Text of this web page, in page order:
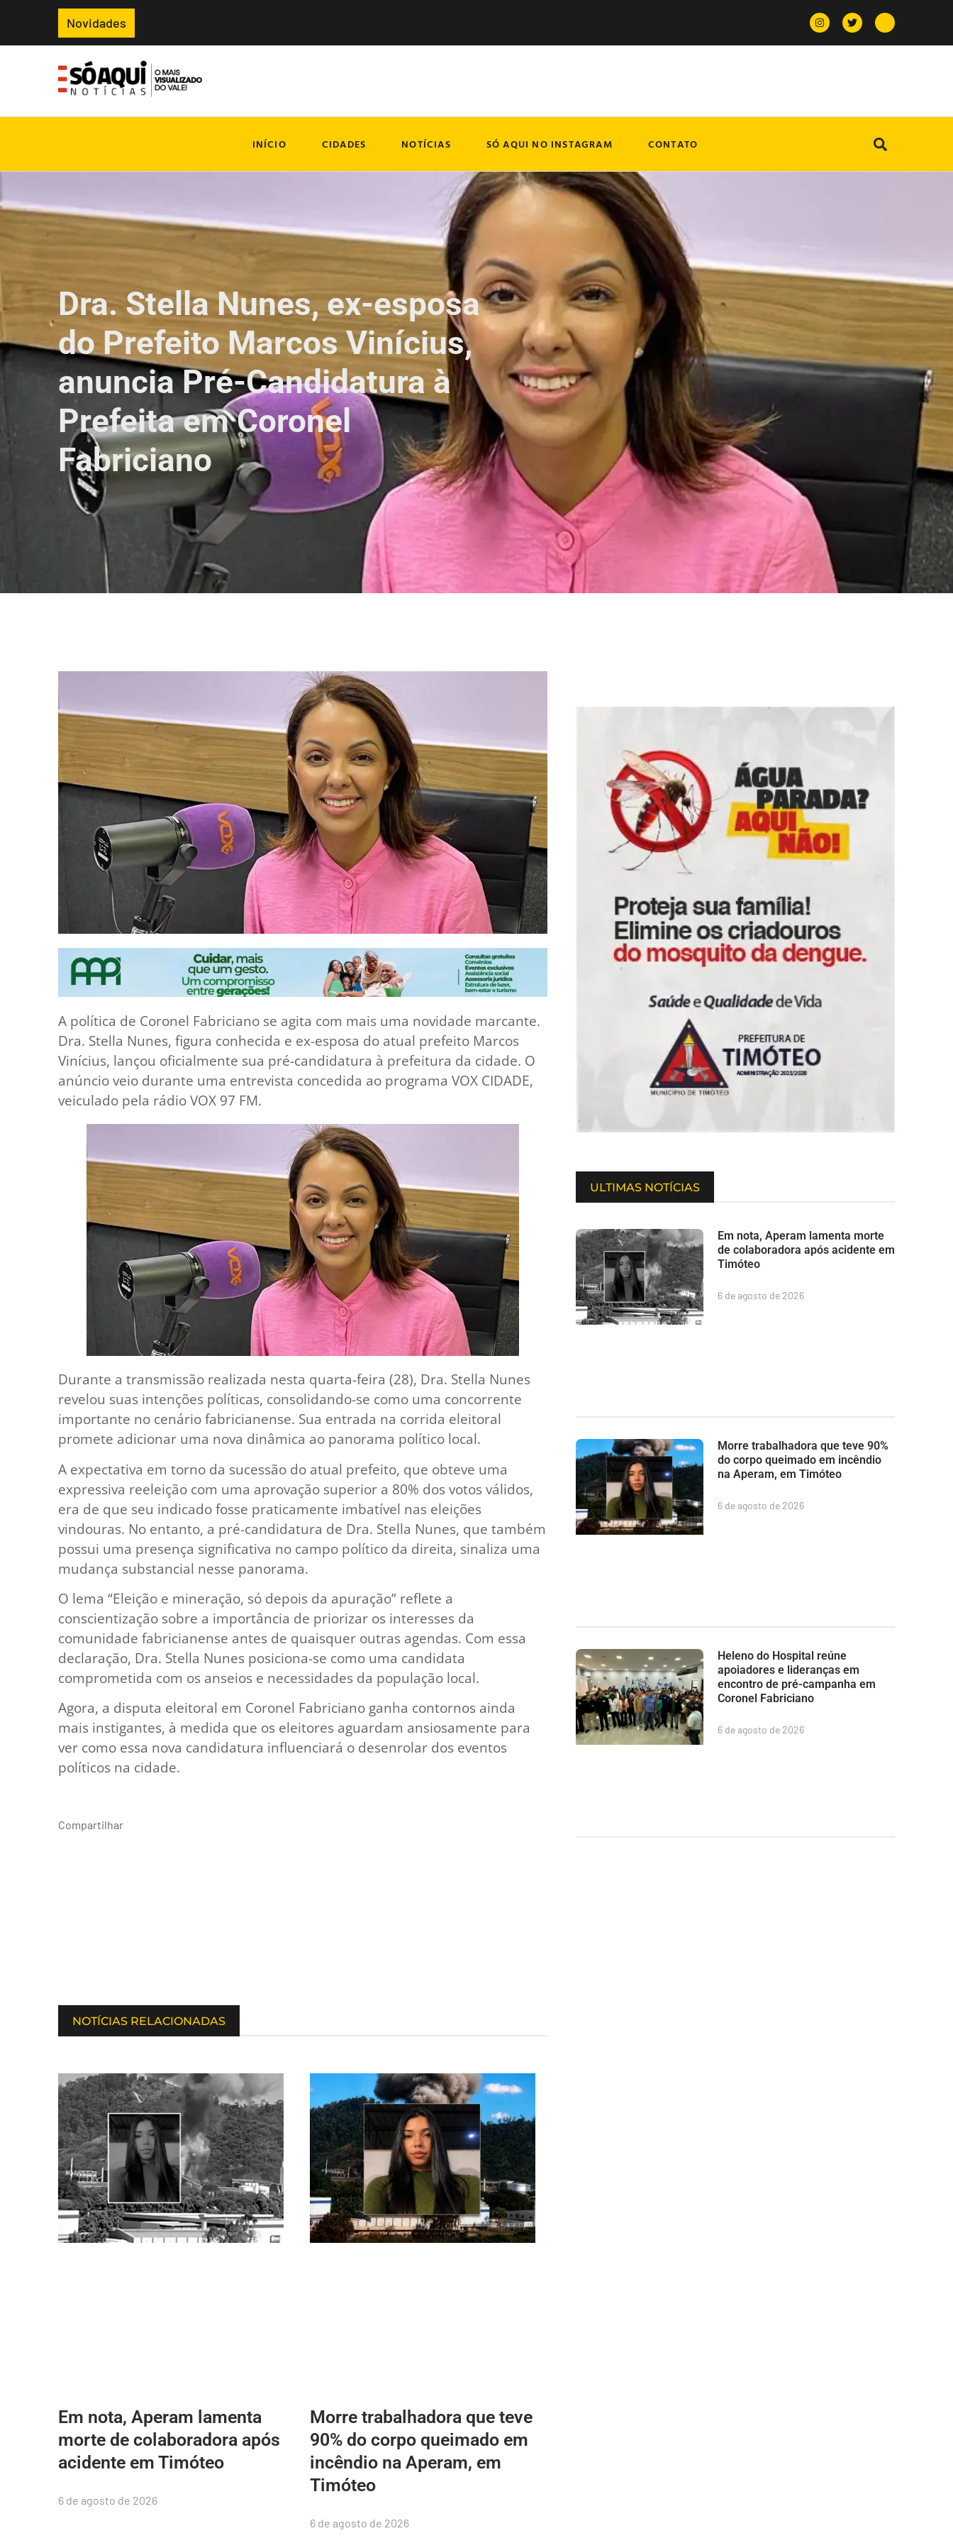
Novidades
INÍCIO CIDADES NOTÍCIAS SÓ AQUI NO INSTAGRAM CONTATO
Dra. Stella Nunes, ex-esposa
do Prefeito Marcos Vinícius,
anuncia Pré-Candidatura à
Prefeita em Coronel
Fabriciano
A política de Coronel Fabriciano se agita com mais uma novidade marcante.
Dra. Stella Nunes, figura conhecida e ex-esposa do atual prefeito Marcos
Vinícius, lançou oficialmente sua pré-candidatura à prefeitura da cidade. O
anúncio veio durante uma entrevista concedida ao programa VOX CIDADE,
veiculado pela rádio VOX 97 FM.
Durante a transmissão realizada nesta quarta-feira (28), Dra. Stella Nunes
revelou suas intenções políticas, consolidando-se como uma concorrente
importante no cenário fabricianense. Sua entrada na corrida eleitoral
promete adicionar uma nova dinâmica ao panorama político local.
A expectativa em torno da sucessão do atual prefeito, que obteve uma
expressiva reeleição com uma aprovação superior a 80% dos votos válidos,
era de que seu indicado fosse praticamente imbatível nas eleições
vindouras. No entanto, a pré-candidatura de Dra. Stella Nunes, que também
possui uma presença significativa no campo político da direita, sinaliza uma
mudança substancial nesse panorama.
O lema “Eleição e mineração, só depois da apuração” reflete a
conscientização sobre a importância de priorizar os interesses da
comunidade fabricianense antes de quaisquer outras agendas. Com essa
declaração, Dra. Stella Nunes posiciona-se como uma candidata
comprometida com os anseios e necessidades da população local.
Agora, a disputa eleitoral em Coronel Fabriciano ganha contornos ainda
mais instigantes, à medida que os eleitores aguardam ansiosamente para
ver como essa nova candidatura influenciará o desenrolar dos eventos
políticos na cidade.
Compartilhar
NOTÍCIAS RELACIONADAS
Em nota, Aperam lamenta
morte de colaboradora após
acidente em Timóteo
6 de agosto de 2026
Morre trabalhadora que teve
90% do corpo queimado em
incêndio na Aperam, em
Timóteo
6 de agosto de 2026
ULTIMAS NOTÍCIAS
Em nota, Aperam lamenta morte
de colaboradora após acidente em
Timóteo
6 de agosto de 2026
Morre trabalhadora que teve 90%
do corpo queimado em incêndio
na Aperam, em Timóteo
6 de agosto de 2026
Heleno do Hospital reúne
apoiadores e lideranças em
encontro de pré-campanha em
Coronel Fabriciano
6 de agosto de 2026